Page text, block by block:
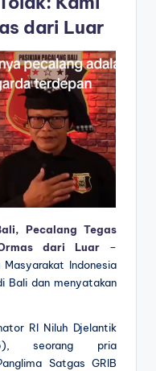
dari Luar
Pecalang Tegas
dari Luar –
Indonesia
Bali dan menyatakan
RI Niluh Djelantik
seorang pria
Satgas GRIB